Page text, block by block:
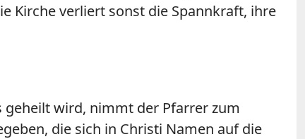
Kirche verliert sonst die Spannkraft, ihre
geheilt wird, nimmt der Pfarrer zum
die sich in Christi Namen auf die